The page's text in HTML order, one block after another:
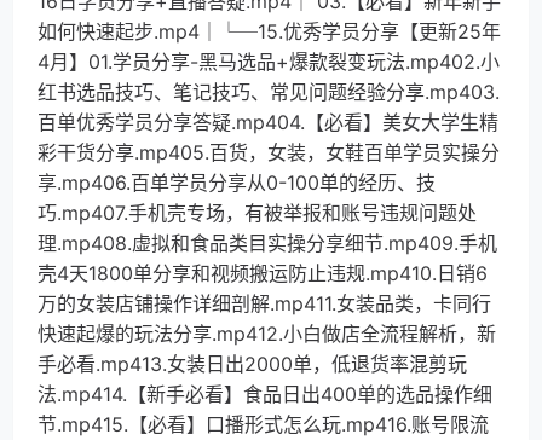
如何快速起步.mp4│└─15.优秀学员分享【更新25年
4月】01.学员分享-黑马选品+爆款裂变玩法.mp402.小
红书选品技巧、笔记技巧、常见问题经验分享.mp403.
百单优秀学员分享答疑.mp404.【必看】美女大学生精
彩干货分享.mp405.百货，女装，女鞋百单学员实操分
享.mp406.百单学员分享从0-100单的经历、技
巧.mp407.手机壳专场，有被举报和账号违规问题处
理.mp408.虚拟和食品类目实操分享细节.mp409.手机
壳4天1800单分享和视频搬运防止违规.mp410.日销6
万的女装店铺操作详细剖解.mp411.女装品类，卡同行
快速起爆的玩法分享.mp412.小白做店全流程解析，新
手必看.mp413.女装日出2000单，低退货率混剪玩
法.mp414.【新手必看】食品日出400单的选品操作细
节.mp415.【必看】口播形式怎么玩.mp416.账号限流